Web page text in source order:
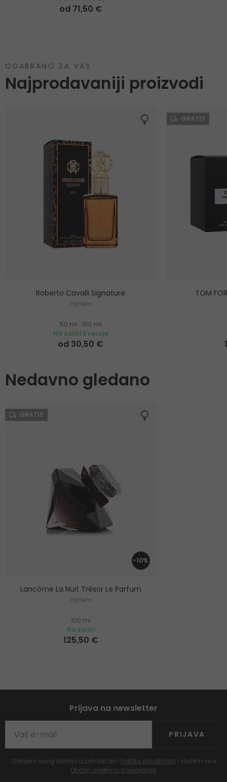
od 71,50 €
ODABRANO ZA VAS
Najprodavaniji proizvodi
Roberto Cavalli Signature
Parfem
50 ml
100 ml
Na zalihi 2 verzije
od 30,50 €
GRATIS
TOM
Nedavno gledano
GRATIS
-10%
Lancôme La Nuit Trésor Le Parfum
Parfem
100 ml
Na zalihi
125,50 €
Prijava na newsletter
PRIJAVA
Slanjem ovog obrasca prihvaćam Politiku privatnosti i slažem se s
Općim uvjetima poslovanja